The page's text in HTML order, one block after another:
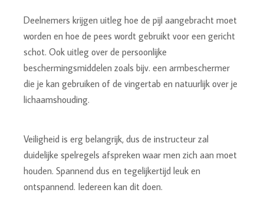
Deelnemers krijgen uitleg hoe de pijl aangebracht moet
worden en hoe de pees wordt gebruikt voor een gericht
schot. Ook uitleg over de persoonlijke
beschermingsmiddelen zoals bijv. een armbeschermer
die je kan gebruiken of de vingertab en natuurlijk over je
lichaamshouding.
Veiligheid is erg belangrijk, dus de instructeur zal
duidelijke spelregels afspreken waar men zich aan moet
houden. Spannend dus en tegelijkertijd leuk en
ontspannend. Iedereen kan dit doen.